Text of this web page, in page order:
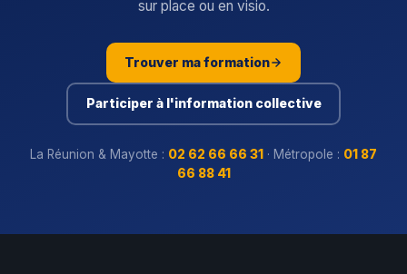
sur place ou en visio.
Trouver ma formation
Participer à l'information collective
La Réunion & Mayotte : 02 62 66 66 31 · Métropole : 01 87
66 88 41